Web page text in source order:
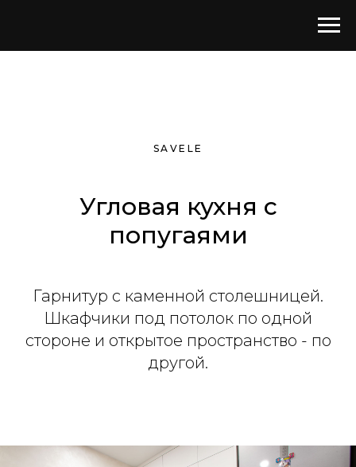
SAVELE
Угловая кухня с
попугаями
Гарнитур с каменной столешницей.
Шкафчики под потолок по одной
стороне и открытое пространство - по
другой.